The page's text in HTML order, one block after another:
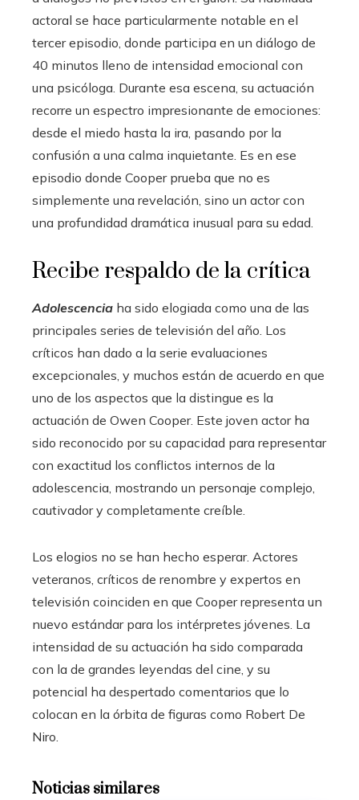
actoral se hace particularmente notable en el
tercer episodio, donde participa en un diálogo de
40 minutos lleno de intensidad emocional con
una psicóloga. Durante esa escena, su actuación
recorre un espectro impresionante de emociones:
desde el miedo hasta la ira, pasando por la
confusión a una calma inquietante. Es en ese
episodio donde Cooper prueba que no es
simplemente una revelación, sino un actor con
una profundidad dramática inusual para su edad.
Recibe respaldo de la crítica
Adolescencia ha sido elogiada como una de las
principales series de televisión del año. Los
críticos han dado a la serie evaluaciones
excepcionales, y muchos están de acuerdo en que
uno de los aspectos que la distingue es la
actuación de Owen Cooper. Este joven actor ha
sido reconocido por su capacidad para representar
con exactitud los conflictos internos de la
adolescencia, mostrando un personaje complejo,
cautivador y completamente creíble.
Los elogios no se han hecho esperar. Actores
veteranos, críticos de renombre y expertos en
televisión coinciden en que Cooper representa un
nuevo estándar para los intérpretes jóvenes. La
intensidad de su actuación ha sido comparada
con la de grandes leyendas del cine, y su
potencial ha despertado comentarios que lo
colocan en la órbita de figuras como Robert De
Niro.
Noticias similares